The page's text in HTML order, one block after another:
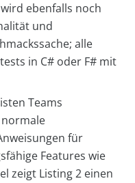
ebenfalls noch
und
alle
in C# oder F# mit
Teams
für
Features wie
zeigt Listing 2 einen